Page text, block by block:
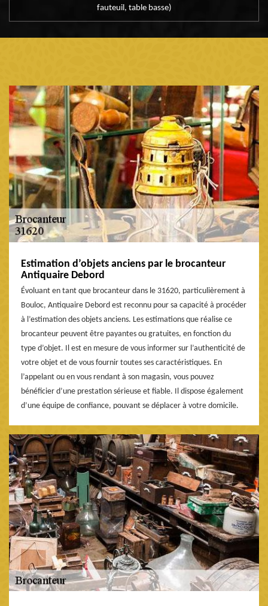
fauteuil, table basse)
Estimation d’objets anciens par le brocanteur
Antiquaire Debord
Évoluant en tant que brocanteur dans le 31620, particulièrement à
Bouloc, Antiquaire Debord est reconnu pour sa capacité à procéder
à l’estimation des objets anciens. Les estimations que réalise ce
brocanteur peuvent être payantes ou gratuites, en fonction du
type d’objet. Il est en mesure de vous informer sur l’authenticité de
votre objet et de vous fournir toutes ses caractéristiques. En
l’appelant ou en vous rendant à son magasin, vous pouvez
bénéficier d’une prestation sérieuse et fiable. Il dispose également
d’une équipe de confiance, pouvant se déplacer à votre domicile.